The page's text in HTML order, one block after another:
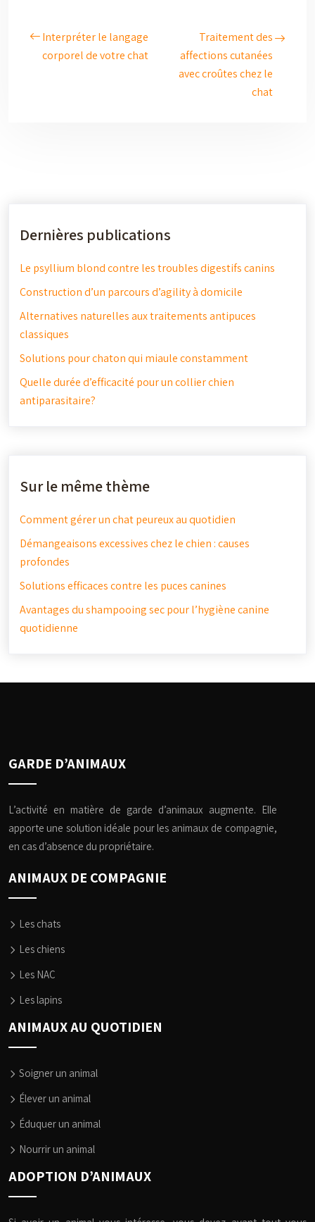
Interpréter le langage
corporel de votre chat
Traitement des
affections cutanées
avec croûtes chez le
chat
Dernières publications
Le psyllium blond contre les troubles digestifs canins
Construction d’un parcours d’agility à domicile
Alternatives naturelles aux traitements antipuces
classiques
Solutions pour chaton qui miaule constamment
Quelle durée d’efficacité pour un collier chien
antiparasitaire?
Sur le même thème
Comment gérer un chat peureux au quotidien
Démangeaisons excessives chez le chien : causes
profondes
Solutions efficaces contre les puces canines
Avantages du shampooing sec pour l’hygiène canine
quotidienne
GARDE D’ANIMAUX
L’activité en matière de garde d’animaux augmente. Elle
apporte une solution idéale pour les animaux de compagnie,
en cas d’absence du propriétaire.
ANIMAUX DE COMPAGNIE
Les chats
Les chiens
Les NAC
Les lapins
ANIMAUX AU QUOTIDIEN
Soigner un animal
Élever un animal
Éduquer un animal
Nourrir un animal
ADOPTION D’ANIMAUX